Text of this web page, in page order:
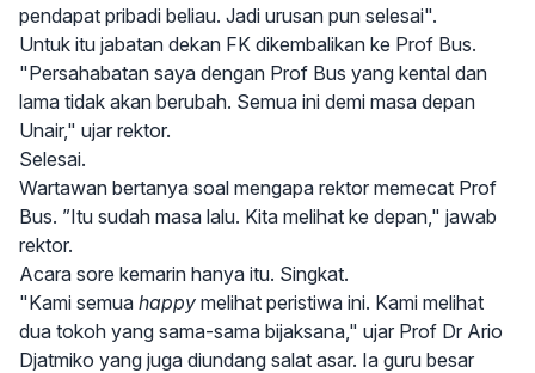
pendapat pribadi beliau. Jadi urusan pun selesai".
Untuk itu jabatan dekan FK dikembalikan ke Prof Bus.
"Persahabatan saya dengan Prof Bus yang kental dan
lama tidak akan berubah. Semua ini demi masa depan
Unair," ujar rektor.
Selesai.
Wartawan bertanya soal mengapa rektor memecat Prof
Bus. ”Itu sudah masa lalu. Kita melihat ke depan," jawab
rektor.
Acara sore kemarin hanya itu. Singkat.
"Kami semua happy melihat peristiwa ini. Kami melihat
dua tokoh yang sama-sama bijaksana," ujar Prof Dr Ario
Djatmiko yang juga diundang salat asar. Ia guru besar